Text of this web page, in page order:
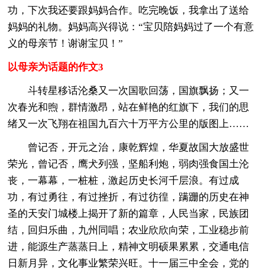
功，下次我还要跟妈妈合作。吃完晚饭，我拿出了送给
妈妈的礼物。妈妈高兴得说：“宝贝陪妈妈过了一个有意
义的母亲节！谢谢宝贝！”
以母亲为话题的作文3
斗转星移话沦桑又一次国歌回荡，国旗飘扬；又一
次春光和煦，群情激昂，站在鲜艳的红旗下，我们的思
绪又一次飞翔在祖国九百六十万平方公里的版图上……
曾记否，开元之治，康乾辉煌，华夏故国大放盛世
荣光，曾记否，鹰犬列强，坚船利炮，弱肉强食国土沦
丧，一幕幕，一桩桩，激起历史长河千层浪。有过成
功，有过勇往，有过挫折，有过彷徨，蹒跚的历史在神
圣的天安门城楼上揭开了新的篇章，人民当家，民族团
结，回归乐曲，九州同唱；农业欣欣向荣，工业稳步前
进，能源生产蒸蒸日上，精神文明硕果累累，交通电信
日新月异，文化事业繁荣兴旺。十一届三中全会，党的